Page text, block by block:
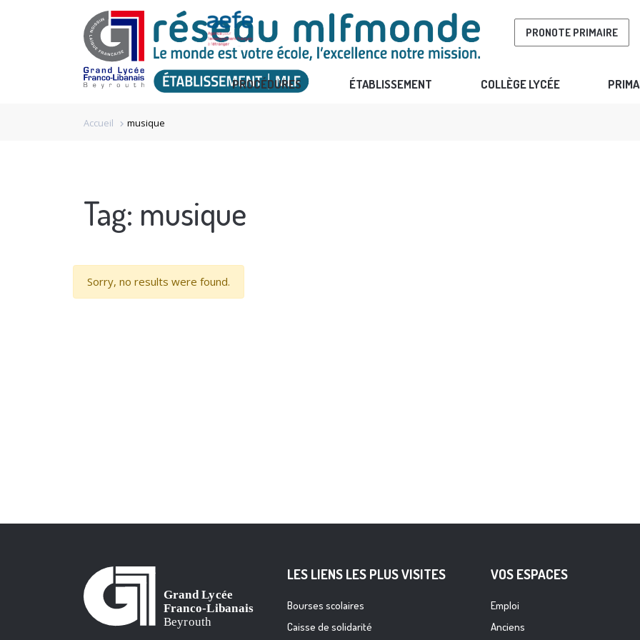
PRONOTE PRIMAIRE
PROCÉDURES ÉTABLISSEMENT COLLÈGE LYCÉE
Accueil chevron_right musique
Tag: musique
Sorry, no results were found.
LES LIENS LES PLUS VISITES
Bourses scolaires
Caisse de solidarité
VOS ESPACES
Emploi
Anciens